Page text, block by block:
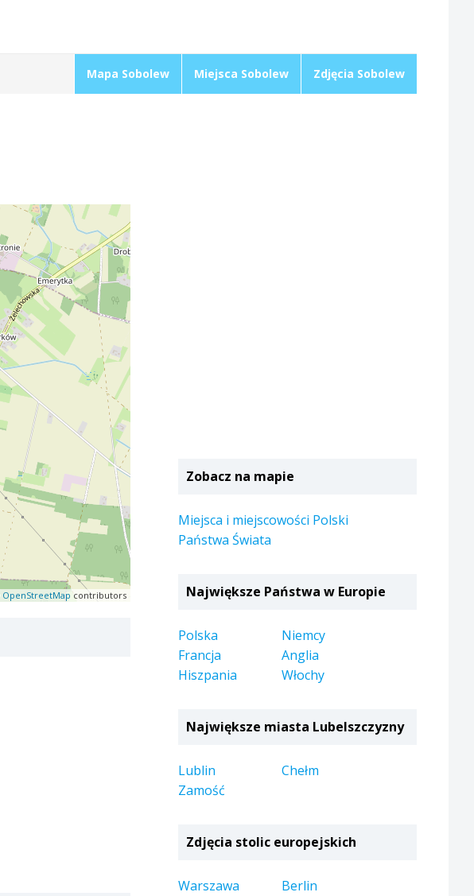
Mapa Sobolew Miejsca Sobolew Zdjęcia Sobolew
OpenStreetMap contributors
Zobacz na mapie
Miejsca i miejscowości Polski
Państwa Świata
Największe Państwa w Europie
Polska
Niemcy
Francja
Anglia
Hiszpania
Włochy
Największe miasta Lubelszczyzny
Lublin
Chełm
Zamość
Zdjęcia stolic europejskich
Warszawa
Berlin